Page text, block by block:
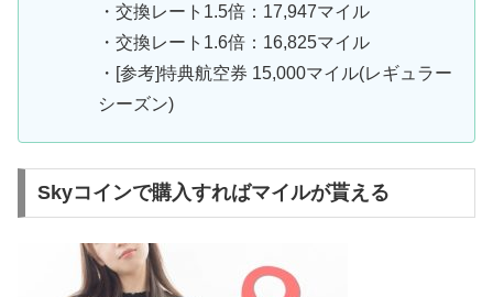
・交換レート1.5倍：17,947マイル
・交換レート1.6倍：16,825マイル
・[参考]特典航空券 15,000マイル(レギュラー
シーズン)
Skyコインで購入すればマイルが貰える